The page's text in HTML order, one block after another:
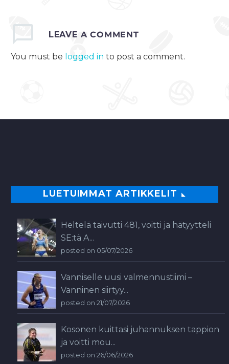
LEAVE A COMMENT
You must be logged in to post a comment.
LUETUIMMAT ARTIKKELIT
Heltelä taivutti 481, voitti ja hätyytteli
SE:tä A...
posted on 05/07/2026
Vanniselle uusi valmennustiimi –
Vanninen siirtyy...
posted on 21/07/2026
Kosonen kuittasi juhannuksen tappion
ja voitti mou...
posted on 26/06/2026